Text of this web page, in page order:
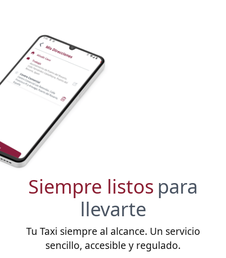
Siempre listos para
llevarte
Tu Taxi siempre al alcance. Un servicio
sencillo, accesible y regulado.